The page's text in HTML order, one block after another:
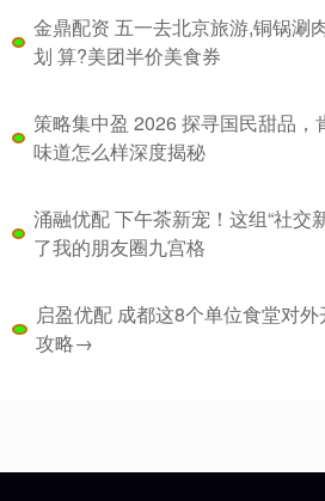
金鼎配资 五一去北京旅游,铜锅涮
划 算?美团半价美食券
策略集中盈 2026 探寻国民甜品，
味道怎么样深度揭秘
涌融优配 下午茶新宠！这组“社交
了我的朋友圈九宫格
启盈优配 成都这8个单位食堂对
攻略→